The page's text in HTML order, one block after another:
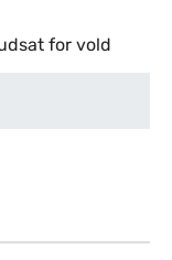
for vold